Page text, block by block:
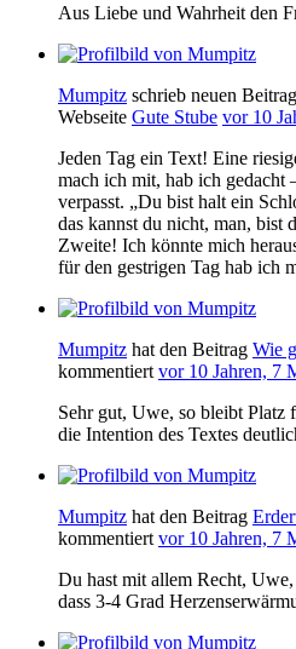
Aus Liebe und Wahrheit den
Mumpitz schrieb neuen
Webseite Gute Stube vor 10
Jeden Tag ein Text! Eine
mach ich mit, hab ich gedacht
verpasst. „Du bist halt ein
das kannst du nicht, man,
Zweite! Ich könnte mich
für den gestrigen Tag hab ich
Mumpitz hat den Beitrag Wie
kommentiert vor 10 Jahren, 7
Sehr gut, Uwe, so bleibt Platz
die Intention des Textes
Mumpitz hat den Beitrag
kommentiert vor 10 Jahren, 7
Du hast mit allem Recht,
dass 3-4 Grad